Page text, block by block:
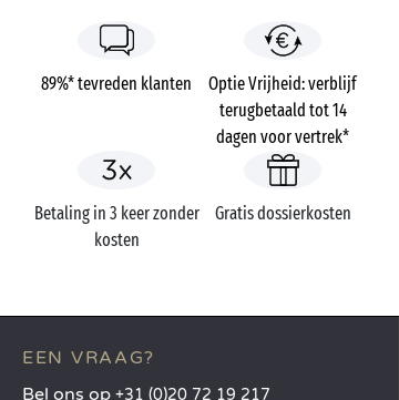
89%* tevreden klanten
Optie Vrijheid: verblijf
terugbetaald tot 14
dagen voor vertrek*
Betaling in 3 keer zonder
kosten
Gratis dossierkosten
EEN VRAAG?
Bel ons op +31 (0)20 72 19 217